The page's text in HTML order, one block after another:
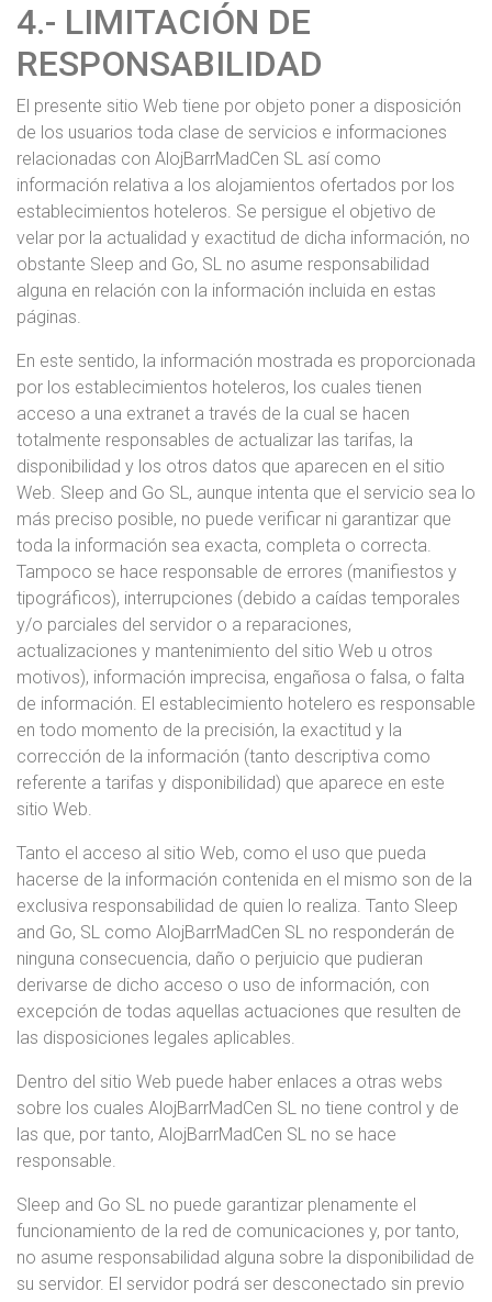
4.- LIMITACIÓN DE
RESPONSABILIDAD
El presente sitio Web tiene por objeto poner a disposición
de los usuarios toda clase de servicios e informaciones
relacionadas con AlojBarrMadCen SL así como
información relativa a los alojamientos ofertados por los
establecimientos hoteleros. Se persigue el objetivo de
velar por la actualidad y exactitud de dicha información, no
obstante Sleep and Go, SL no asume responsabilidad
alguna en relación con la información incluida en estas
páginas.
En este sentido, la información mostrada es proporcionada
por los establecimientos hoteleros, los cuales tienen
acceso a una extranet a través de la cual se hacen
totalmente responsables de actualizar las tarifas, la
disponibilidad y los otros datos que aparecen en el sitio
Web. Sleep and Go SL, aunque intenta que el servicio sea lo
más preciso posible, no puede verificar ni garantizar que
toda la información sea exacta, completa o correcta.
Tampoco se hace responsable de errores (manifiestos y
tipográficos), interrupciones (debido a caídas temporales
y/o parciales del servidor o a reparaciones,
actualizaciones y mantenimiento del sitio Web u otros
motivos), información imprecisa, engañosa o falsa, o falta
de información. El establecimiento hotelero es responsable
en todo momento de la precisión, la exactitud y la
corrección de la información (tanto descriptiva como
referente a tarifas y disponibilidad) que aparece en este
sitio Web.
Tanto el acceso al sitio Web, como el uso que pueda
hacerse de la información contenida en el mismo son de la
exclusiva responsabilidad de quien lo realiza. Tanto Sleep
and Go, SL como AlojBarrMadCen SL no responderán de
ninguna consecuencia, daño o perjuicio que pudieran
derivarse de dicho acceso o uso de información, con
excepción de todas aquellas actuaciones que resulten de
las disposiciones legales aplicables.
Dentro del sitio Web puede haber enlaces a otras webs
sobre los cuales AlojBarrMadCen SL no tiene control y de
las que, por tanto, AlojBarrMadCen SL no se hace
responsable.
Sleep and Go SL no puede garantizar plenamente el
funcionamiento de la red de comunicaciones y, por tanto,
no asume responsabilidad alguna sobre la disponibilidad de
su servidor. El servidor podrá ser desconectado sin previo